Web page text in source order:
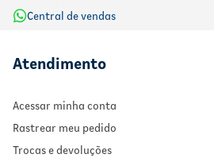
Central de vendas
Atendimento
Acessar minha conta
Rastrear meu pedido
Trocas e devoluções